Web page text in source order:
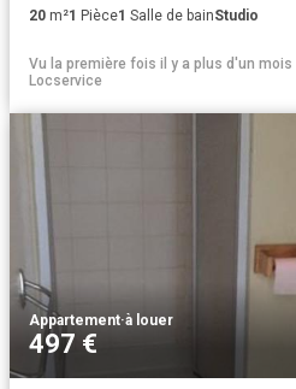
20 m²1 Pièce1 Salle de bainStudio
Vu la première fois il y a plus d'un mois
Locservice
Appartement·à louer
497 €